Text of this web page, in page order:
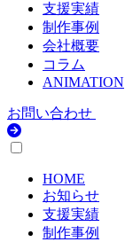
支援実績
制作事例
会社概要
コラム
ANIMATION
お問い合わせ
HOME
お知らせ
支援実績
制作事例